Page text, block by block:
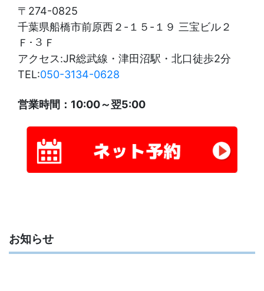
〒274-0825
千葉県船橋市前原西２-１５-１９ 三宝ビル２
Ｆ･３Ｆ
アクセス:JR総武線・津田沼駅・北口徒歩2分
TEL:050-3134-0628
営業時間：10:00～翌5:00
お知らせ